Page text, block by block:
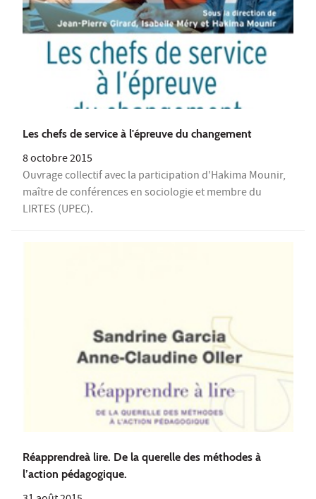
Les chefs de service à l'épreuve du changement
8 octobre 2015
Ouvrage collectif avec la participation d'Hakima Mounir,
maître de conférences en sociologie et membre du
LIRTES (UPEC).
Réapprendreà lire. De la querelle des méthodes à
l’action pédagogique.